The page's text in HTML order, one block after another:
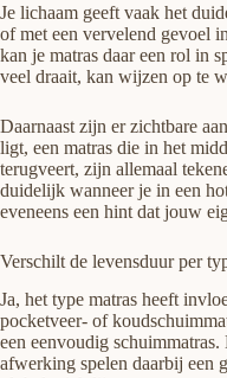
Je lichaam geeft vaak het
of met een vervelend gevoel
kan je matras daar een rol in
veel draait, kan wijzen op te
Daarnaast zijn er zichtbare
ligt, een matras die in het
terugveert, zijn allemaal
duidelijk wanneer je in een
eveneens een hint dat jouw
Verschilt de levensduur per
Ja, het type matras heeft
pocketveer- of
een eenvoudig
afwerking spelen daarbij een